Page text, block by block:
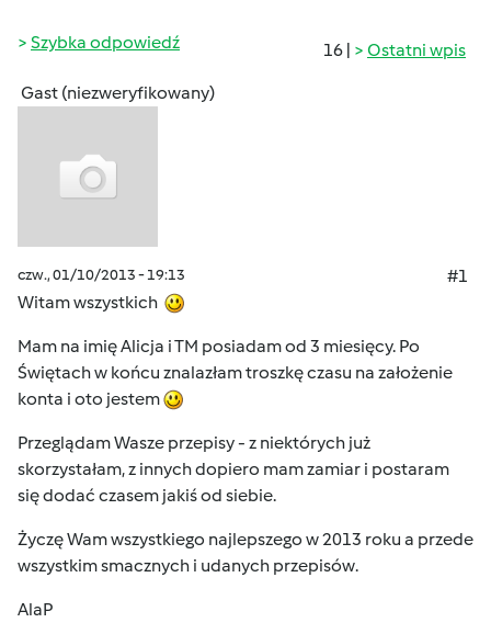
16 | Ostatni wpis
Szybka odpowiedź
Gast (niezweryfikowany)
czw., 01/10/2013 - 19:13
#1
Witam wszystkich
Mam na imię Alicja i TM posiadam od 3 miesięcy. Po
Świętach w końcu znalazłam troszkę czasu na założenie
konta i oto jestem
Przeglądam Wasze przepisy - z niektórych już
skorzystałam, z innych dopiero mam zamiar i postaram
się dodać czasem jakiś od siebie.
Życzę Wam wszystkiego najlepszego w 2013 roku a przede
wszystkim smacznych i udanych przepisów.
AlaP